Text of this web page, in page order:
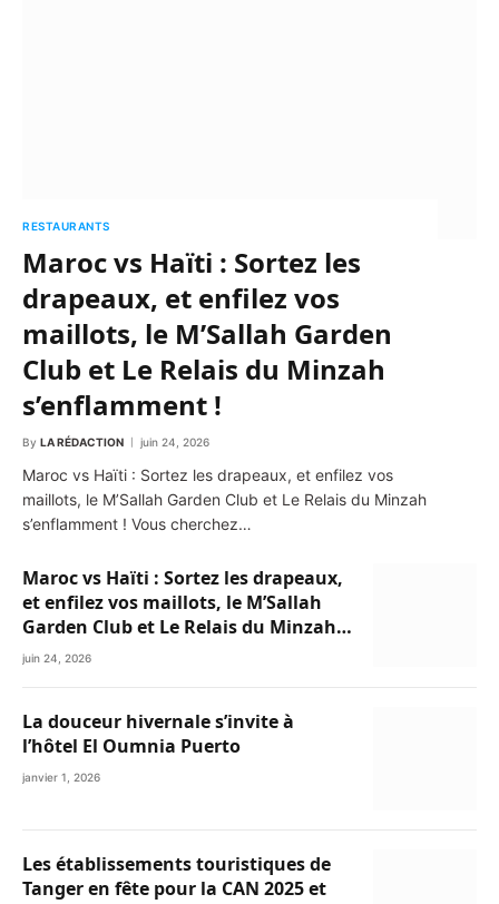
RESTAURANTS
Maroc vs Haïti : Sortez les
drapeaux, et enfilez vos
maillots, le M’Sallah Garden
Club et Le Relais du Minzah
s’enflamment !
By LA RÉDACTION juin 24, 2026
Maroc vs Haïti : Sortez les drapeaux, et enfilez vos
maillots, le M’Sallah Garden Club et Le Relais du Minzah
s’enflamment ! Vous cherchez…
Maroc vs Haïti : Sortez les drapeaux,
et enfilez vos maillots, le M’Sallah
Garden Club et Le Relais du Minzah
s’enflamment !
juin 24, 2026
La douceur hivernale s’invite à
l’hôtel El Oumnia Puerto
janvier 1, 2026
Les établissements touristiques de
Tanger en fête pour la CAN 2025 et